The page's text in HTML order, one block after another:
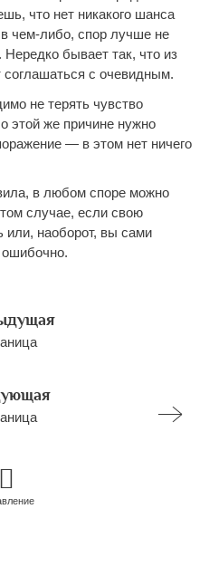
что нет никакого шанса
чем-либо, спор лучше не
Нередко бывает так, что из
соглашаться с очевидным.
не терять чувство
этой же причине нужно
— в этом нет ничего
в любом споре можно
случае, если свою
или, наоборот, вы сами